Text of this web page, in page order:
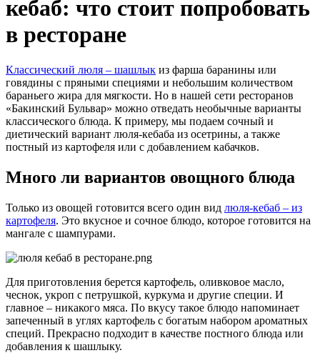
кебаб: что стоит попробовать
в ресторане
Классический люля – шашлык из фарша баранины или
говядины с пряными специями и небольшим количеством
бараньего жира для мягкости. Но в нашей сети ресторанов
«Бакинский Бульвар» можно отведать необычные варианты
классического блюда. К примеру, мы подаем сочный и
диетический вариант люля-кебаба из осетрины, а также
постный из картофеля или с добавлением кабачков.
Много ли вариантов овощного блюда
Только из овощей готовится всего один вид люля-кебаб – из
картофеля. Это вкусное и сочное блюдо, которое готовится на
мангале с шампурами.
Для приготовления берется картофель, оливковое масло,
чеснок, укроп с петрушкой, куркума и другие специи. И
главное – никакого мяса. По вкусу такое блюдо напоминает
запеченный в углях картофель с богатым набором ароматных
специй. Прекрасно подходит в качестве постного блюда или
добавления к шашлыку.